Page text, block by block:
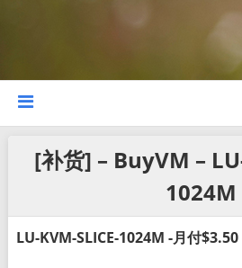
[补货] – BuyVM –
1024M
LU-KVM-SLICE-1024M -月付